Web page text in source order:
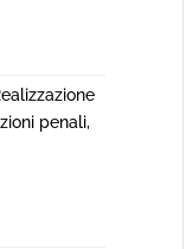
penali,